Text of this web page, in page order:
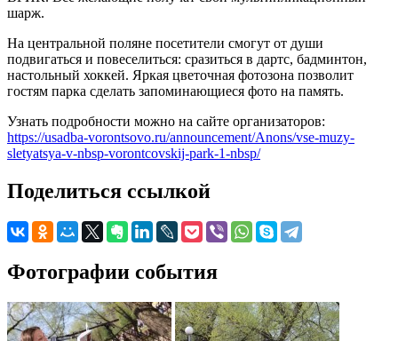
шарж.
На центральной поляне посетители смогут от души
подвигаться и повеселиться: сразиться в дартс, бадминтон,
настольный хоккей. Яркая цветочная фотозона позволит
гостям парка сделать запоминающиеся фото на память.
Узнать подробности можно на сайте организаторов:
https://usadba-vorontsovo.ru/announcement/Anons/vse-muzy-
sletyatsya-v-nbsp-vorontcovskij-park-1-nbsp/
Поделиться ссылкой
Фотографии события